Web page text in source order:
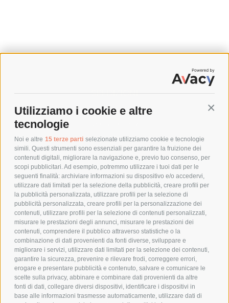
Utilizziamo i cookie e altre
tecnologie
Noi e altre 15 terze parti selezionate utilizziamo cookie e tecnologie
simili. Questi strumenti sono essenziali per garantire la fruizione dei
contenuti digitali, migliorare la navigazione e, previo tuo consenso, per
scopi pubblicitari. Ad esempio, potremmo utilizzare i tuoi dati per le
seguenti finalità: archiviare informazioni su dispositivo e/o accedervi,
utilizzare dati limitati per la selezione della pubblicità, creare profili per
la pubblicità personalizzata, utilizzare profili per la selezione di
pubblicità personalizzata, creare profili per la personalizzazione dei
contenuti, utilizzare profili per la selezione di contenuti personalizzati,
misurare le prestazioni degli annunci, misurare le prestazioni dei
contenuti, comprendere il pubblico attraverso statistiche o la
combinazione di dati provenienti da fonti diverse, sviluppare e
migliorare i servizi, utilizzare dati limitati per la selezione dei contenuti,
garantire la sicurezza, prevenire e rilevare frodi, correggere errori,
erogare e presentare pubblicità e contenuto, salvare e comunicare le
scelte sulla privacy, abbinare e combinare dati provenienti da altre
fonti di dati, collegare diversi dispositivi, identificare i dispositivi in
base alle informazioni trasmesse automaticamente, utilizzare dati di
SPEDIZIONI
COSTI DI SPEDIZIONE
POLITICA DI RESO
POLICY
PRIVACY POLICY
COOKIE POLICY
PAGAMENTI SICURI
AZIENDA
CHI SIAMO
MARCHI TRATTATI